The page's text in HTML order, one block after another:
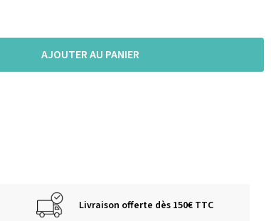
AJOUTER AU PANIER
Livraison offerte dès 150€ TTC